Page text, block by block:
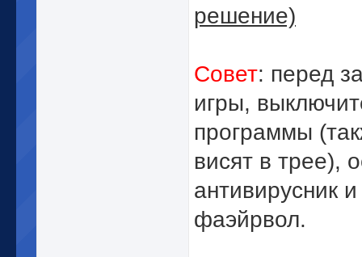
решение)
Совет: перед
игры,
программы
висят в трее),
антивирусник и
фаэйрвол.